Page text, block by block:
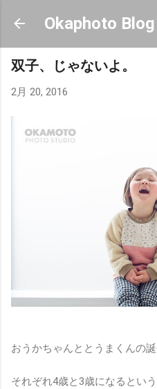
スキップしてメイ
Okaphoto Blog
双子、じゃないよ。
2月 20, 2016
おうかちゃんととうまくんの誕
それぞれ4歳と3歳になるとい